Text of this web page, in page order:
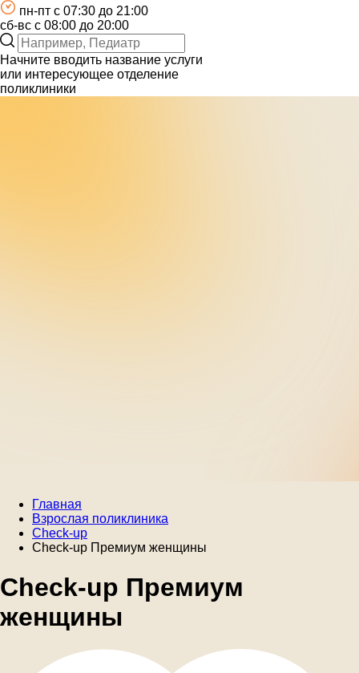
пн-пт c 07:30 до 21:00
сб-вс с 08:00 до 20:00
Начните вводить название услуги
или интересующее отделение
поликлиники
Главная
Взрослая поликлиника
Check-up
Check-up Премиум женщины
Check-up Премиум
женщины